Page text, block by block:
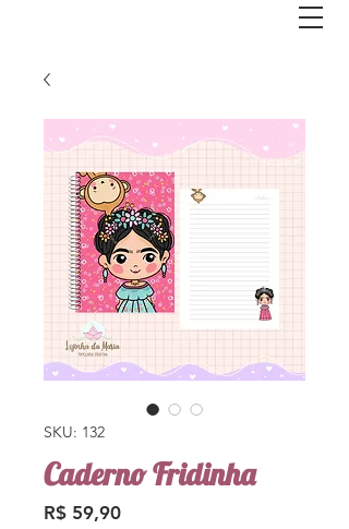
SKU: 132
Caderno Fridinha
R$ 59,90Preço